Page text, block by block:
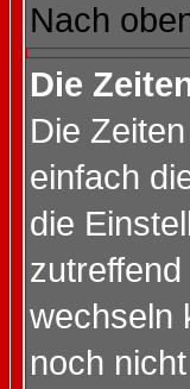
Nach
Die
Die
einfach
die
wechseln
noch